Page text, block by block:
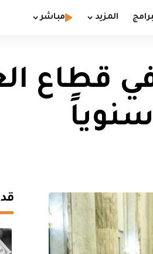
المزيد مباشر
في قطاع